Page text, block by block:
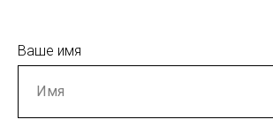
Ваше имя